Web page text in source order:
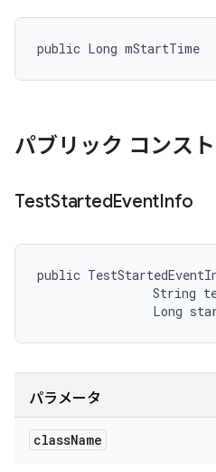
public Long mStartTime
パブリック コンス
TestStartedEventInfo
public
String
Long
パラメータ
className